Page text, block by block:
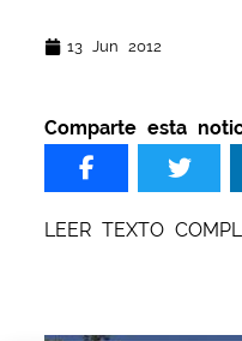
13 Jun 2012
Comparte esta
LEER TEXTO